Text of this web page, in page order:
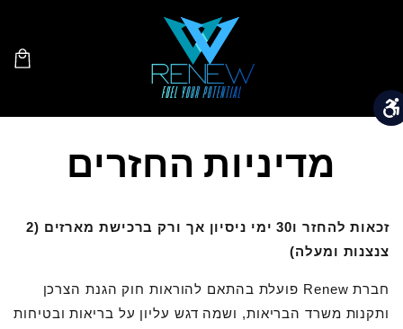
מדיניות החזרים
זכאות להחזר ו30 ימי ניסיון אך ורק ברכישת מארזים (2
צנצנות ומעלה)
חברת Renew פועלת בהתאם להוראות חוק הגנת הצרכן
ותקנות משרד הבריאות, ושמה דגש עליון על בריאות ובטיחות